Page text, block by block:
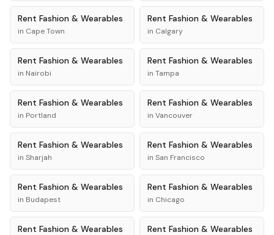
Rent Fashion & Wearables
in Cape Town
Rent Fashion & Wearables
in Calgary
Rent Fashion & Wearables
in Nairobi
Rent Fashion & Wearables
in Tampa
Rent Fashion & Wearables
in Portland
Rent Fashion & Wearables
in Vancouver
Rent Fashion & Wearables
in Sharjah
Rent Fashion & Wearables
in San Francisco
Rent Fashion & Wearables
in Budapest
Rent Fashion & Wearables
in Chicago
Rent Fashion & Wearables Rent Fashion & Wearables